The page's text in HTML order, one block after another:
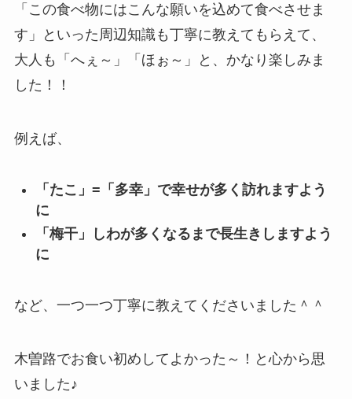
「この食べ物にはこんな願いを込めて食べさせま
す」といった周辺知識も丁寧に教えてもらえて、
大人も「へぇ～」「ほぉ～」と、かなり楽しみま
した！！
例えば、
「たこ」=「多幸」で幸せが多く訪れますよう
に
「梅干」しわが多くなるまで長生きしますよう
に
など、一つ一つ丁寧に教えてくださいました＾＾
木曽路でお食い初めしてよかった～！と心から思
いました♪